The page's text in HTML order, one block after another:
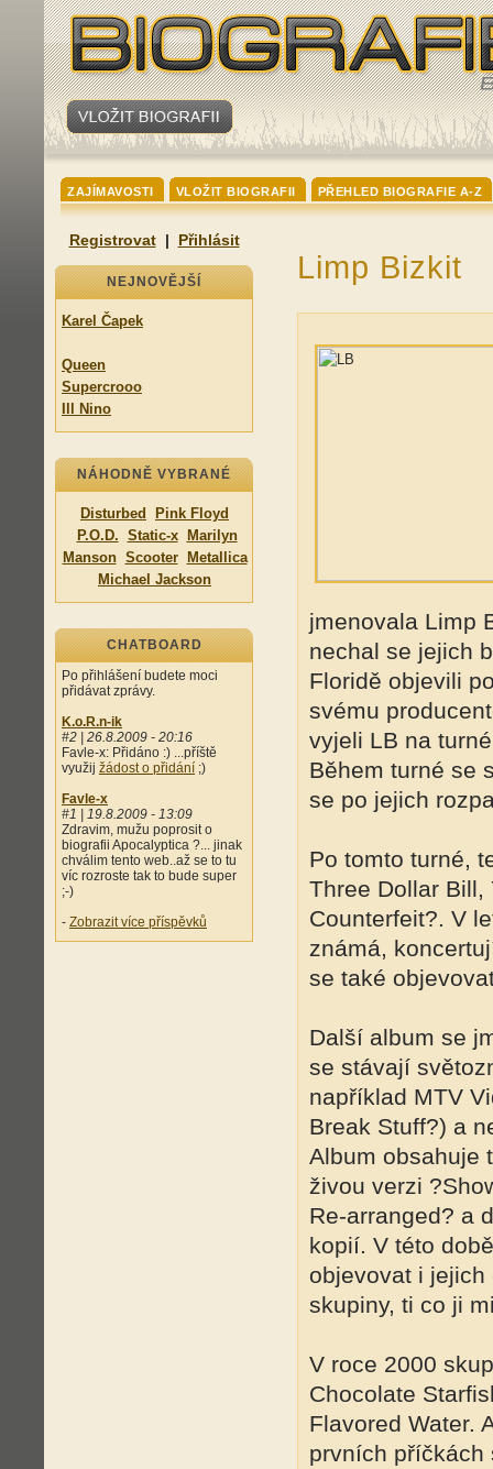
ZAJÍMAVOSTI VLOŽIT BIOGRAFII PŘEHLED BIOGRAFIE A-Z
Registrovat| Přihlásit
NEJNOVĚJŠÍ
Karel Čapek
Queen
Supercrooo
Ill Nino
NÁHODNĚ VYBRANÉ
Disturbed
Pink Floyd
P.O.D. Static-x
Marilyn
Manson Scooter
Metallica
Michael Jackson
CHATBOARD
Po přihlášení budete moci
přidávat zprávy.
K.o.R.n-ik
#2 | 26.8.2009 - 20:16
Favle-x: Přidáno :) ...příště
využij žádost o přidání ;)
Favle-x
#1 | 19.8.2009 - 13:09
Zdravim, mužu poprosit o
biografii Apocalyptica ?... jinak
chválim tento web..až se to tu
víc rozroste tak to bude super
;-)
- Zobrazit více příspěvků
Limp Bizkit
jmenovala Limp
nechal se jejich
Floridě objevili
svému
vyjeli LB na
Během turné se
se po jejich
Po tomto turné,
Three Dollar Bill,
Counterfeit?. V
známá,
se také
Další album se
se stávají
například MTV
Break Stuff?) a
Album obsahuje
živou verzi
Re-arranged? a
kopií. V této
objevovat i
skupiny, ti co ji
V roce 2000
Chocolate
Flavored Water.
prvních příčkách